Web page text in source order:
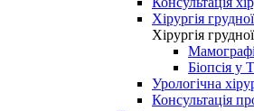
Хірургія
Хірургія
Біопсія у
Урологічна
Консультація